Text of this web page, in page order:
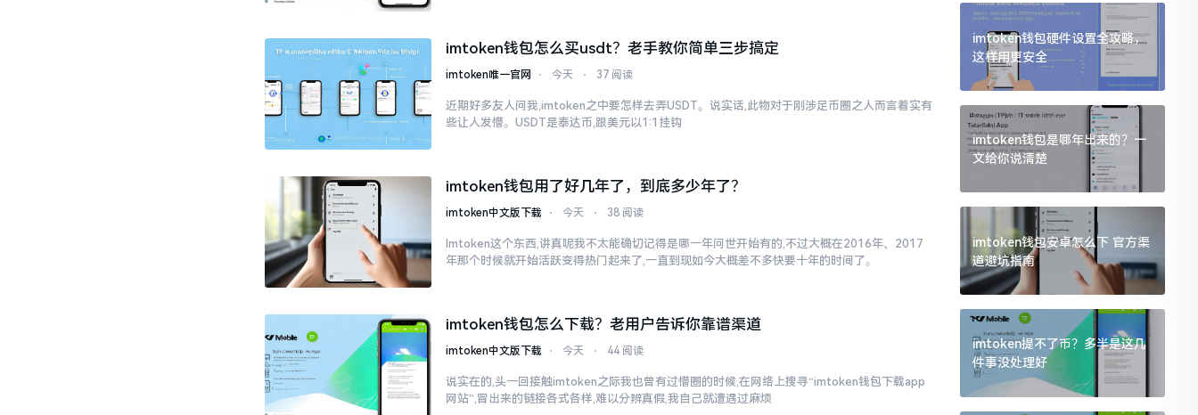
imtoken钱包怎么买usdt？老手教你简单三步搞定
imtoken唯一官网 ⋅ 今天 ⋅ 37 阅读
近期好多友人问我,imtoken之中要怎样去弄USDT。说实话,此物对于刚涉足币圈之人而言着实有
些让人发懵。USDT是泰达币,跟美元以1:1挂钩
imtoken钱包用了好几年了，到底多少年了？
imtoken中文版下载 ⋅ 今天 ⋅ 38 阅读
Imtoken这个东西,讲真呢我不太能确切记得是哪一年问世开始有的,不过大概在2016年、2017
年那个时候就开始活跃变得热门起来了,一直到现如今大概差不多快要十年的时间了。
imtoken钱包怎么下载？老用户告诉你靠谱渠道
imtoken中文版下载 ⋅ 今天 ⋅ 44 阅读
说实在的,头一回接触imtoken之际我也曾有过懵圈的时候,在网络上搜寻“imtoken钱包下载app
网站”,冒出来的链接各式各样,难以分辨真假,我自己就遭遇过麻烦
imtoken钱包硬件设置全攻略，
这样用更安全
imtoken钱包是哪年出来的？一
文给你说清楚
imtoken钱包安卓怎么下 官方渠
道避坑指南
imtoken提不了币？多半是这几
件事没处理好